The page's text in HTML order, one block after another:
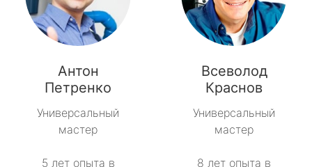
Антон
Петренко
Универсальный
мастер
5 лет опыта в
Всеволод
Краснов
Универсальный
мастер
8 лет опыта в